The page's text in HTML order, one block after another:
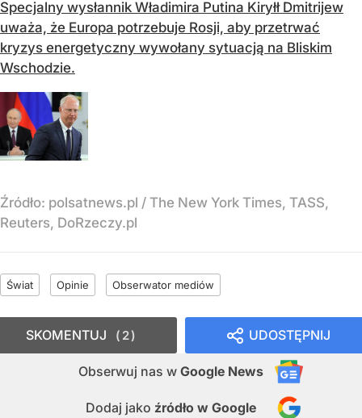
Specjalny wysłannik Władimira Putina Kiryłł Dmitrijew
uważa, że Europa potrzebuje Rosji, aby przetrwać
kryzys energetyczny wywołany sytuacją na Bliskim
Wschodzie.
Źródło: polsatnews.pl / The New York Times, TASS,
Reuters, DoRzeczy.pl
Świat Opinie Obserwator mediów
UDOSTĘPNIJ
Obserwuj nas w Google News
Dodaj jako źródło w Google
SKOMENTUJ 2